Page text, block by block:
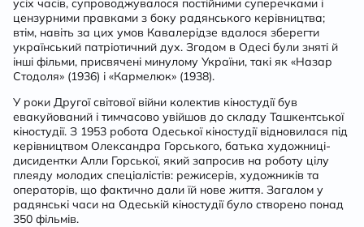
усіх часів, супроводжувалося постійними суперечками і
цензурними правками з боку радянського керівництва;
втім, навіть за цих умов Кавалерідзе вдалося зберегти
український патріотичний дух. Згодом в Одесі були зняті й
інші фільми, присвячені минулому України, такі як «Назар
Стодоля» (1936) і «Кармелюк» (1938).
У роки Другої світової війни колектив кіностудії був
евакуйований і тимчасово увійшов до складу Ташкентської
кіностудії. З 1953 робота Одеської кіностудії відновилася під
керівництвом Олександра Горського, батька художниці-
дисидентки Алли Горської, який запросив на роботу цілу
плеяду молодих спеціалістів: режисерів, художників та
операторів, що фактично дали їй нове життя. Загалом у
радянські часи на Одеській кіностудії було створено понад
350 фільмів.